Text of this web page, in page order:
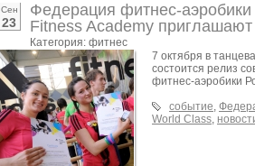
Сен
23
Федерация фитнес-
Fitness Academy
Категория: фитнес
7 октября в
состоится релиз
фитнес-аэробики
событие,
World Class,